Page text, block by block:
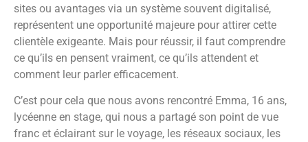
sites ou avantages via un système souvent digitalisé,
représentent une opportunité majeure pour attirer cette
clientèle exigeante. Mais pour réussir, il faut comprendre
ce qu’ils en pensent vraiment, ce qu’ils attendent et
comment leur parler efficacement.
C’est pour cela que nous avons rencontré Emma, 16 ans,
lycéenne en stage, qui nous a partagé son point de vue
franc et éclairant sur le voyage, les réseaux sociaux, les